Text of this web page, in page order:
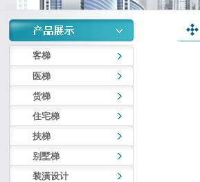
客梯
医梯
货梯
住宅梯
扶梯
别墅梯
装潢设计